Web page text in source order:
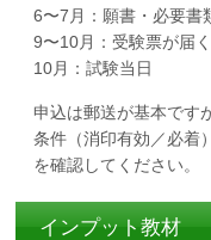
6〜7月：願書・必要書
9〜10月：受験票が届く
10月：試験当日
申込は郵送が基本です
条件（消印有効／必着
を確認してください。
インプット教材